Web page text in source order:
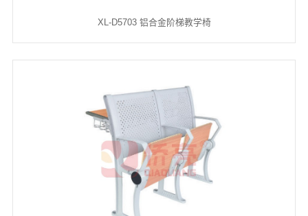
XL-D5703 铝合金阶梯教学椅